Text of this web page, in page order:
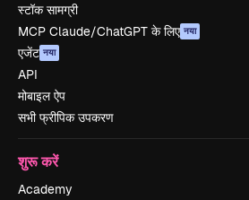
स्टॉक सामग्री
MCP Claude/ChatGPT के लिए नया
एजेंट नया
API
मोबाइल ऐप
सभी फ्रीपिक उपकरण
शुरू करें
Academy